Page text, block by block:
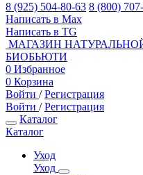
8 (925) 504-80-63 8 (800)
Написать в Max
Написать в TG
МАГАЗИН
БИОБЬЮТИ
0 Избранное
0 Корзина
Войти / Регистрация
Войти / Регистрация
Каталог
Каталог
Уход
Уход